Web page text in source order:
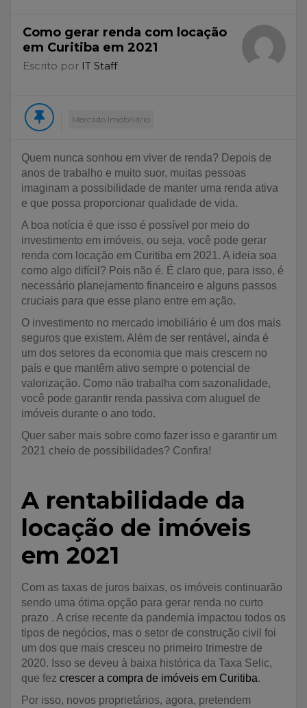
Como gerar renda com locação
em Curitiba em 2021
Escrito por IT Staff
Mercado Imobiliário
Quem nunca sonhou em viver de renda? Depois de
anos de trabalho e muito suor, muitas pessoas
imaginam a possibilidade de manter uma renda ativa
e que possa proporcionar qualidade de vida.
A boa notícia é que isso é possível por meio do
investimento em imóveis, ou seja, você pode gerar
renda com locação em Curitiba em 2021. A ideia soa
como algo difícil? Pois não é. É claro que, para isso, é
necessário planejamento financeiro e alguns passos
cruciais para que esse plano entre em ação.
O investimento no mercado imobiliário é um dos mais
seguros que existem. Além de ser rentável, ainda é
um dos setores da economia que mais crescem no
país e que mantêm ativo sempre o potencial de
valorização. Como não trabalha com sazonalidade,
você pode garantir renda passiva com aluguel de
imóveis durante o ano todo.
Quer saber mais sobre como fazer isso e garantir um
2021 cheio de possibilidades? Confira!
A rentabilidade da
locação de imóveis
em 2021
Com as taxas de juros baixas, os imóveis continuarão
sendo uma ótima opção para gerar renda no curto
prazo . A crise recente da pandemia impactou todos os
tipos de negócios, mas o setor de construção civil foi
um dos que mais cresceu no primeiro trimestre de
2020. Isso se deveu à baixa histórica da Taxa Selic,
que fez crescer a compra de imóveis em Curitiba.
Por isso, novos proprietários, agora, pretendem